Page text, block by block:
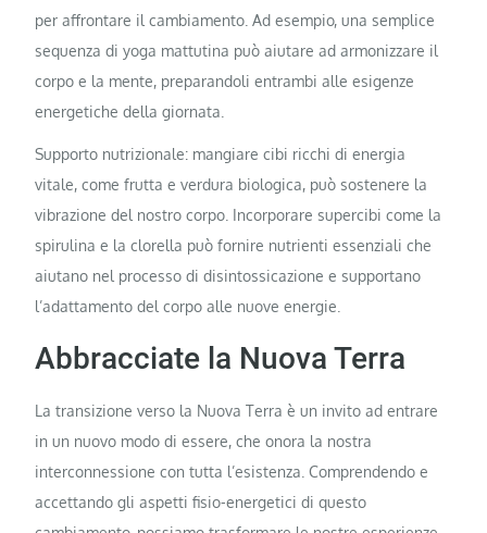
per affrontare il cambiamento. Ad esempio, una semplice
sequenza di yoga mattutina può aiutare ad armonizzare il
corpo e la mente, preparandoli entrambi alle esigenze
energetiche della giornata.
Supporto nutrizionale: mangiare cibi ricchi di energia
vitale, come frutta e verdura biologica, può sostenere la
vibrazione del nostro corpo. Incorporare supercibi come la
spirulina e la clorella può fornire nutrienti essenziali che
aiutano nel processo di disintossicazione e supportano
l’adattamento del corpo alle nuove energie.
Abbracciate la Nuova Terra
La transizione verso la Nuova Terra è un invito ad entrare
in un nuovo modo di essere, che onora la nostra
interconnessione con tutta l’esistenza. Comprendendo e
accettando gli aspetti fisio-energetici di questo